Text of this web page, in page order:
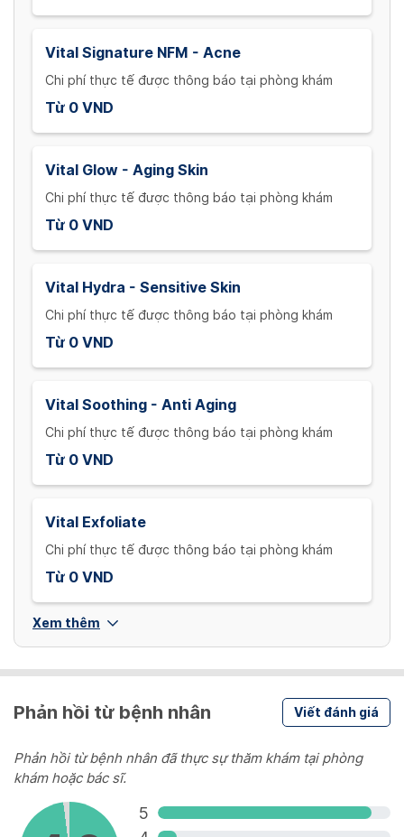
Vital Signature NFM - Acne
Chi phí thực tế được thông báo tại phòng khám
Từ 0 VND
Vital Glow - Aging Skin
Chi phí thực tế được thông báo tại phòng khám
Từ 0 VND
Vital Hydra - Sensitive Skin
Chi phí thực tế được thông báo tại phòng khám
Từ 0 VND
Vital Soothing - Anti Aging
Chi phí thực tế được thông báo tại phòng khám
Từ 0 VND
Vital Exfoliate
Chi phí thực tế được thông báo tại phòng khám
Từ 0 VND
Xem thêm
Phản hồi từ bệnh nhân Viết đánh giá
Phản hồi từ bệnh nhân đã thực sự thăm khám tại phòng
khám hoặc bác sĩ.
5